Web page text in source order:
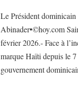
Le Président
Abinader•©️hoy.com
février 2026.- Face à
marque Haïti depuis le
gouvernement